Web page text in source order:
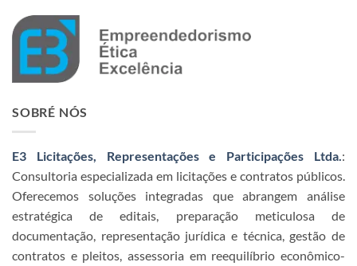
SOBRÉ NÓS
E3 Licitações, Representações e Participações Ltda. :
Consultoria especializada em licitações e contratos públicos.
Oferecemos soluções integradas que abrangem análise
estratégica de editais, preparação meticulosa de
documentação, representação jurídica e técnica, gestão de
contratos e pleitos, assessoria em reequilíbrio econômico-